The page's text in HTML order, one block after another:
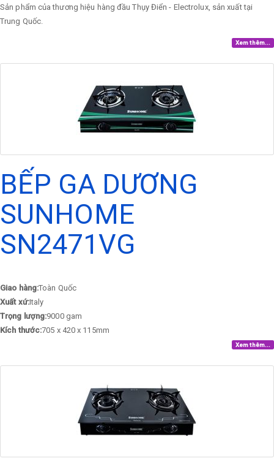
Sản phẩm của thương hiệu hàng đầu Thụy Điển - Electrolux, sản xuất tại
Trung Quốc.
Xem thêm...
BẾP GA DƯƠNG
SUNHOME
SN2471VG
Giao hàng:Toàn Quốc
Xuất xứ:Italy
Trọng lượng:9000 gam
Kích thước:705 x 420 x 115mm
Xem thêm...